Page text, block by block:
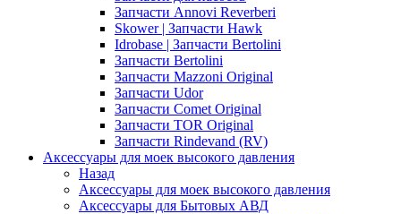
Запчасти Annovi Reverberi
Skower | Запчасти Hawk
Idrobase | Запчасти Bertolini
Запчасти Bertolini
Запчасти Mazzoni Original
Запчасти Udor
Запчасти Comet Original
Запчасти TOR Original
Запчасти Rindevand (RV)
Аксессуары для моек высокого давления
Назад
Аксессуары для моек высокого давления
Аксессуары для Бытовых АВД